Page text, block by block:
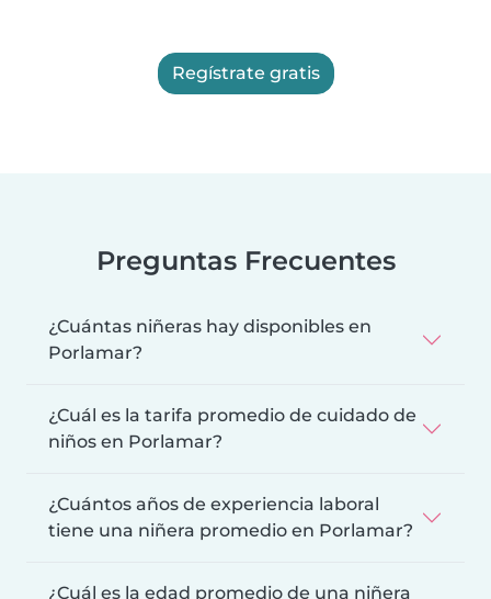
Regístrate gratis
Preguntas Frecuentes
¿Cuántas niñeras hay disponibles en
Porlamar?
¿Cuál es la tarifa promedio de cuidado de
niños en Porlamar?
¿Cuántos años de experiencia laboral
tiene una niñera promedio en Porlamar?
¿Cuál es la edad promedio de una niñera